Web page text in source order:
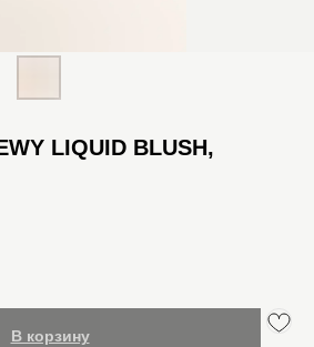
LIQUID BLUSH,
В корзину